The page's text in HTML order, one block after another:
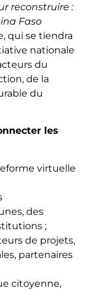
reconstruire :
Faso
qui se tiendra
nationale
du
de la
du
les
virtuelle
des
;
de projets,
partenaires
citoyenne,